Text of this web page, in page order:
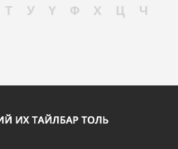
Т У Ү Ф Х Ц
Ч